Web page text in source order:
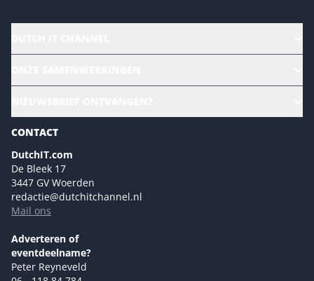
Magazines
Marketingmogelijkheden 2026
Eventmogelijkheden 2026
Advertising opportunities 2026 ENG
Event opportunities 2026 ENG
NL Digital
Versturen
CONTACT
DutchIT.com
De Bleek 17
3447 GV Woerden
redactie@dutchitchannel.nl
Mail ons
Adverteren of
eventdeelname?
Peter Reyneveld